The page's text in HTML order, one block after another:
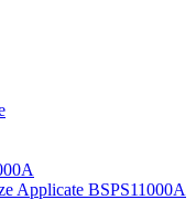
Applicate BSPS11000A